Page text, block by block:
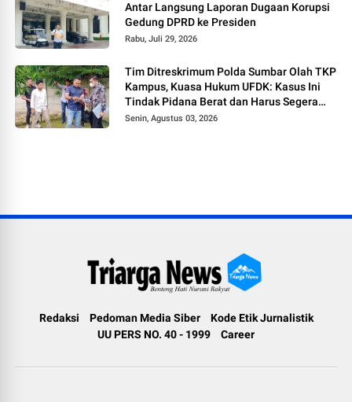
Antar Langsung Laporan Dugaan Korupsi
Gedung DPRD ke Presiden
Rabu, Juli 29, 2026
Tim Ditreskrimum Polda Sumbar Olah TKP
Kampus, Kuasa Hukum UFDK: Kasus Ini
Tindak Pidana Berat dan Harus Segera
Tetapkan Tersangka
Senin, Agustus 03, 2026
Redaksi Pedoman Media Siber
Kode Etik Jurnalistik
UU PERS NO. 40 - 1999
Career